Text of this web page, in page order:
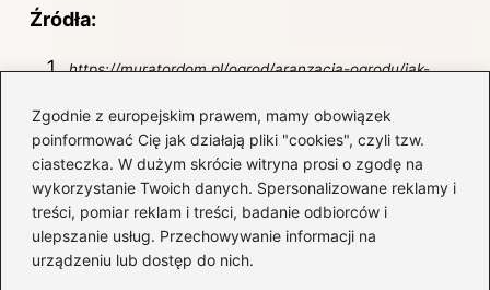
Zgodnie z europejskim prawem, mamy obowiązek
poinformować Cię jak działają pliki "cookies", czyli tzw.
ciasteczka. W dużym skrócie witryna prosi o zgodę na
wykorzystanie Twoich danych. Spersonalizowane reklamy i
treści, pomiar reklam i treści, badanie odbiorców i
ulepszanie usług. Przechowywanie informacji na
urządzeniu lub dostęp do nich.
Źródła:
https://muratordom.pl/ogrod/aranzacja-ogrodu/jak-
do-ogrodu-montaz-zasilanie-i-sterowanie-
oswietleniem-w-ogrodzie-aa-eUdw-jJMj-P4A2.html
https://www.brw.pl/blog/lampy-gruntowe-czy-stojace-
jak-oswietlic-sciezke-ogrodowa/